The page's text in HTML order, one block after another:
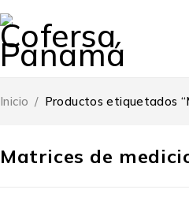
Matrices de
Inicio / Productos etiquetados